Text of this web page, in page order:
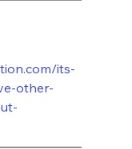
its-
other-